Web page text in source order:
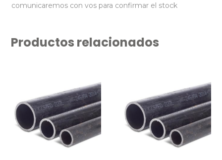
comunicaremos con vos para confirmar el stock
Productos relacionados